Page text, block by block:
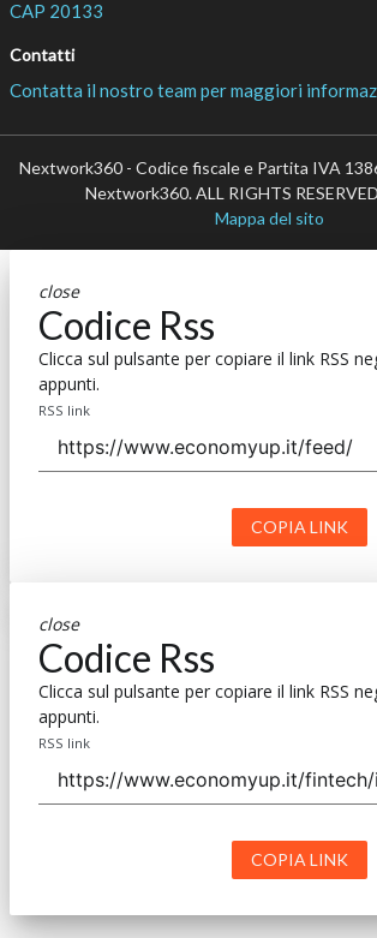
CAP 20133
Contatti
Contatta il nostro team per maggiori
Nextwork360 - Codice fiscale e Partita IVA
Nextwork360. ALL RIGHTS
Mappa del sito
close
Codice Rss
Clicca sul pulsante per copiare il link RSS
appunti.
RSS link
COPIA LINK
close
Codice Rss
Clicca sul pulsante per copiare il link RSS
appunti.
RSS link
COPIA LINK